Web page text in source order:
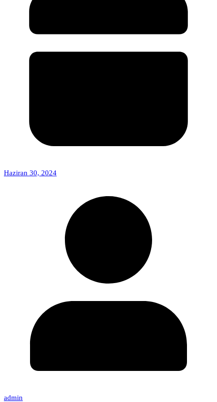
Haziran 30, 2024
admin